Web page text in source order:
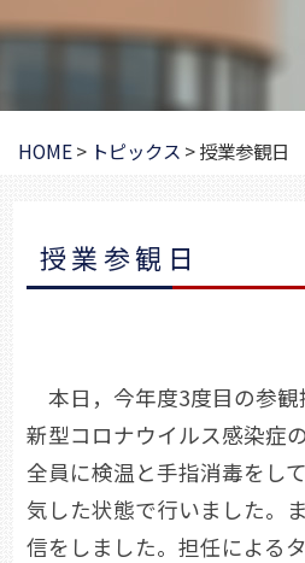
プ
HOME> トピックス >授業参観日
授業参観日
本日，今年度3度目の参観
新型コロナウイルス感染症
全員に検温と手指消毒をし
気した状態で行いました。
信をしました。担任による